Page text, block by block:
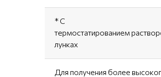
* С
термостатированием
лунках
Для получения более